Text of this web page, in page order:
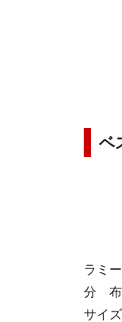
ベ
ラミ
分 布
サイ